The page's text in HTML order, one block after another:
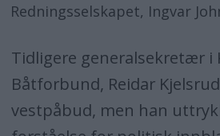
Redningsselskapet, Ingvar
Tidligere generalsekretær i
Båtforbund, Reidar
vestpåbud, men han